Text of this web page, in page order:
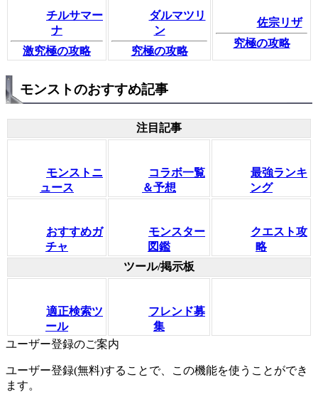
チルサマー
ナ
激究極の攻略
ダルマツリ
ン
究極の攻略
佐宗リザ
究極の攻略
モンストのおすすめ記事
注目記事
モンストニ
ュース
コラボ一覧
＆予想
最強ランキ
ング
おすすめガ
チャ
モンスター
図鑑
クエスト攻
略
ツール/掲示板
適正検索ツ
ール
フレンド募
集
ユーザー登録のご案内
ユーザー登録(無料)することで、この機能を使うことができ
ます。